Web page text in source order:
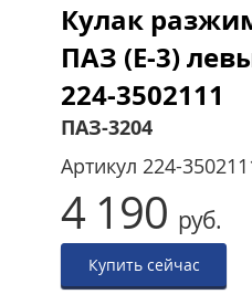
Кулак
ПАЗ (Е-3)
224-3502111
ПАЗ-3204
Артикул 224-
4 190 руб.
Купить сейчас